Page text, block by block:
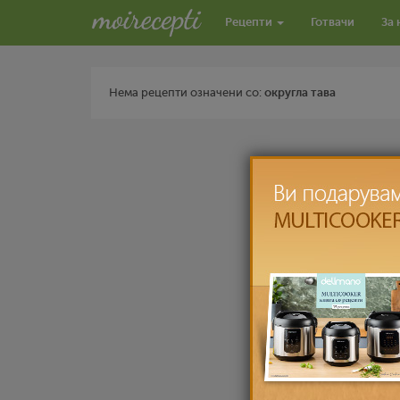
Рецепти Готвачи За
Нема рецепти означени со: округла тава